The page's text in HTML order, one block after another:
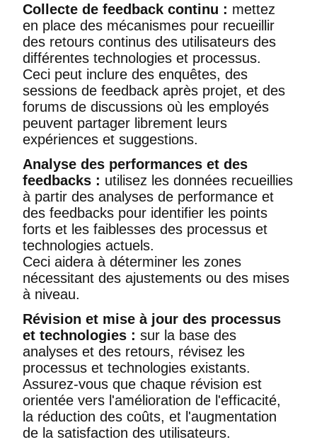
Collecte de feedback continu : mettez
en place des mécanismes pour recueillir
des retours continus des utilisateurs des
différentes technologies et processus.
Ceci peut inclure des enquêtes, des
sessions de feedback après projet, et des
forums de discussions où les employés
peuvent partager librement leurs
expériences et suggestions.
Analyse des performances et des
feedbacks : utilisez les données recueillies
à partir des analyses de performance et
des feedbacks pour identifier les points
forts et les faiblesses des processus et
technologies actuels.
Ceci aidera à déterminer les zones
nécessitant des ajustements ou des mises
à niveau.
Révision et mise à jour des processus
et technologies : sur la base des
analyses et des retours, révisez les
processus et technologies existants.
Assurez-vous que chaque révision est
orientée vers l'amélioration de l'efficacité,
la réduction des coûts, et l'augmentation
de la satisfaction des utilisateurs.